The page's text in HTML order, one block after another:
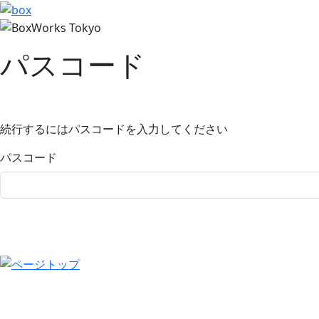
パスコード
続行するにはパスコードを入力してください
パスコード